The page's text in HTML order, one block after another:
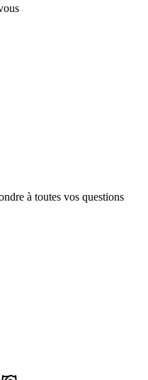
à toutes vos questions